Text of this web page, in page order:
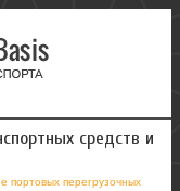
средств и
портовых перегрузочных